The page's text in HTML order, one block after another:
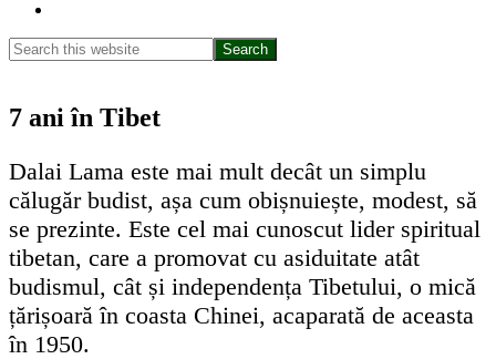
Search
this
7 ani în Tibet
Dalai Lama este mai mult decât un simplu
călugăr budist, așa cum obișnuiește, modest, să
se prezinte. Este cel mai cunoscut lider spiritual
tibetan, care a promovat cu asiduitate atât
budismul, cât și independența Tibetului, o mică
țărișoară în coasta Chinei, acaparată de aceasta
în 1950.